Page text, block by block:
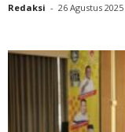
Redaksi - 26 Agustus 2025